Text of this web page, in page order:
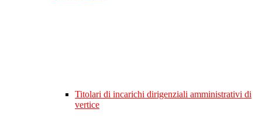
Titolari di incarichi dirigenziali amministrativi di
vertice